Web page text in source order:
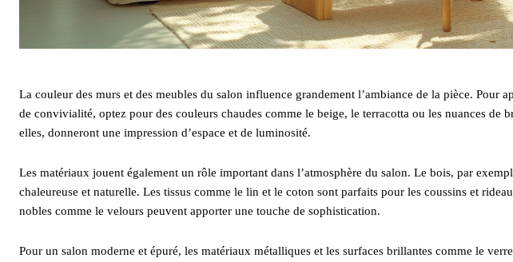
La couleur des murs et des meubles du salon influence grandement l’ambiance de la pièce. Pour
de convivialité, optez pour des couleurs chaudes comme le beige, le terracotta ou les nuances de
elles, donneront une impression d’espace et de luminosité.
Les matériaux jouent également un rôle important dans l’atmosphère du salon. Le bois, par
chaleureuse et naturelle. Les tissus comme le lin et le coton sont parfaits pour les coussins et
nobles comme le velours peuvent apporter une touche de sophistication.
Pour un salon moderne et épuré, les matériaux métalliques et les surfaces brillantes comme le